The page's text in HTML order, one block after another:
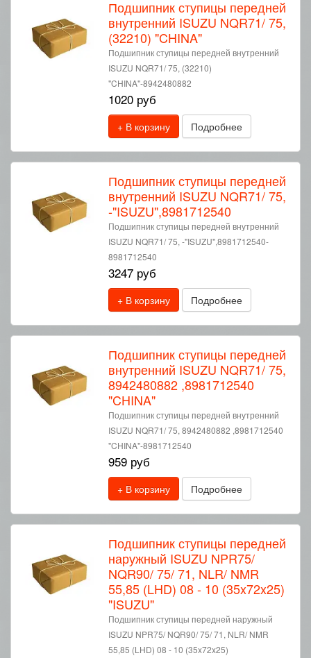
Подшипник ступицы передней
внутренний ISUZU NQR71/ 75,
(32210) "CHINA"
Подшипник ступицы передней внутренний
ISUZU NQR71/ 75, (32210)
"CHINA"-8942480882
1020 руб
+ В корзину Подробнее
Подшипник ступицы передней
внутренний ISUZU NQR71/ 75,
-"ISUZU",8981712540
Подшипник ступицы передней внутренний
ISUZU NQR71/ 75, -"ISUZU",8981712540-
8981712540
3247 руб
+ В корзину Подробнее
Подшипник ступицы передней
внутренний ISUZU NQR71/ 75,
8942480882 ,8981712540
"CHINA"
Подшипник ступицы передней внутренний
ISUZU NQR71/ 75, 8942480882 ,8981712540
"CHINA"-8981712540
959 руб
+ В корзину Подробнее
Подшипник ступицы передней
наружный ISUZU NPR75/
NQR90/ 75/ 71, NLR/ NMR
55,85 (LHD) 08 - 10 (35x72x25)
"ISUZU"
Подшипник ступицы передней наружный
ISUZU NPR75/ NQR90/ 75/ 71, NLR/ NMR
55,85 (LHD) 08 - 10 (35x72x25)